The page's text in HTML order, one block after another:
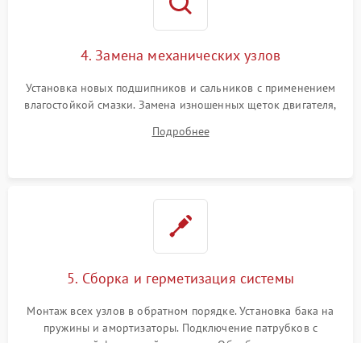
4. Замена механических узлов
Установка новых подшипников и сальников с применением
влагостойкой смазки. Замена изношенных щеток двигателя,
или поврежденной резиновой манжеты.
Подробнее
5. Сборка и герметизация системы
Монтаж всех узлов в обратном порядке. Установка бака на
пружины и амортизаторы. Подключение патрубков с